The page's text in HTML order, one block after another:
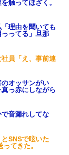
触ってほざく。
理由を聞いても
っってる」旦那
員「え、事前連
オッサンがい
っ赤にしながら
音漏れしてな
SNSで呟いた
てきた。